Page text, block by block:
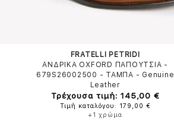
FRATELLI PETRIDI
ΑΝΔΡΙΚΑ OXFORD ΠΑΠΟΥΤΣΙΑ -
679S26002500 - ΤΑΜΠΑ - Genuine
Leather
Τρέχουσα τιμή: 145,00 €
Τιμή καταλόγου: 179,00 €
+1 χρώμα